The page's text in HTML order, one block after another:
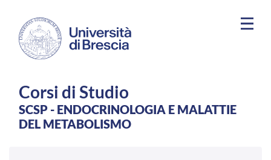
Corsi di Studio
SCSP - ENDOCRINOLOGIA E MALATTIE
DEL METABOLISMO